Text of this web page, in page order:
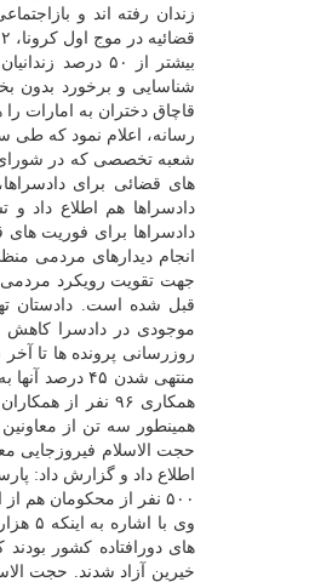
زندان رفته اند و
بیشتر از ۵۰
شناسایی و برخورد بدون
قاچاق دختران به امارات
های قضائی برای
دادسراها هم اطلاع داد
انجام دیدارهای مردمی
همکاری ۹۶ نفر
همینطور سه تن از معاونین
۵۰۰ نفر از محکومان هم از امتیازات ارفاغی بهره مند شدند.
خیرین آزاد شدند. حجت